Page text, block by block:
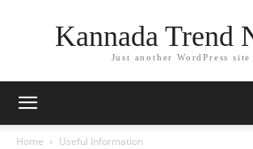
Kannada Trend
Just another WordPress site
Home Useful Information